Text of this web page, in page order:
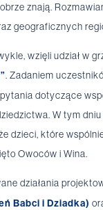
znają.
geograficznych
wzięli udział w
. Zadaniem
dotyczące
W tym
dzieci, które
Owoców i Wina.
działania
Babci i Dziadka)